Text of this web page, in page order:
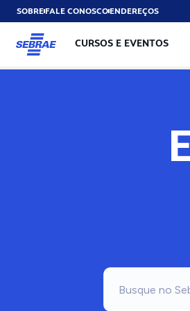
SOBREFALE CONOSCOENDEREÇOS
CURSOS E EVENTOS